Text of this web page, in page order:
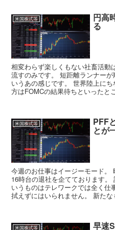
米国株式等 円高
る
相変わらず楽しくもない社畜活動
流すのみです。 短距離ランナー
いうあの感じです。 世界陸上に
方はFOMCの結果待ちといったと
米国株式等 PFF
とが
今週のお仕事はイージーモード。
16時台の退社を企てております
いうものはテレワークでは全く仕
拭えずにはいられません。 新た
米国株式等 早速